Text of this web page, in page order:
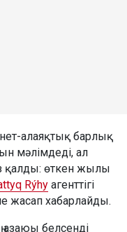
алаяқтық барлық
мәлімдеді, ал
қалды: өткен жылы
Rýhy агенттігі
жасап хабарлайды.
белсенді